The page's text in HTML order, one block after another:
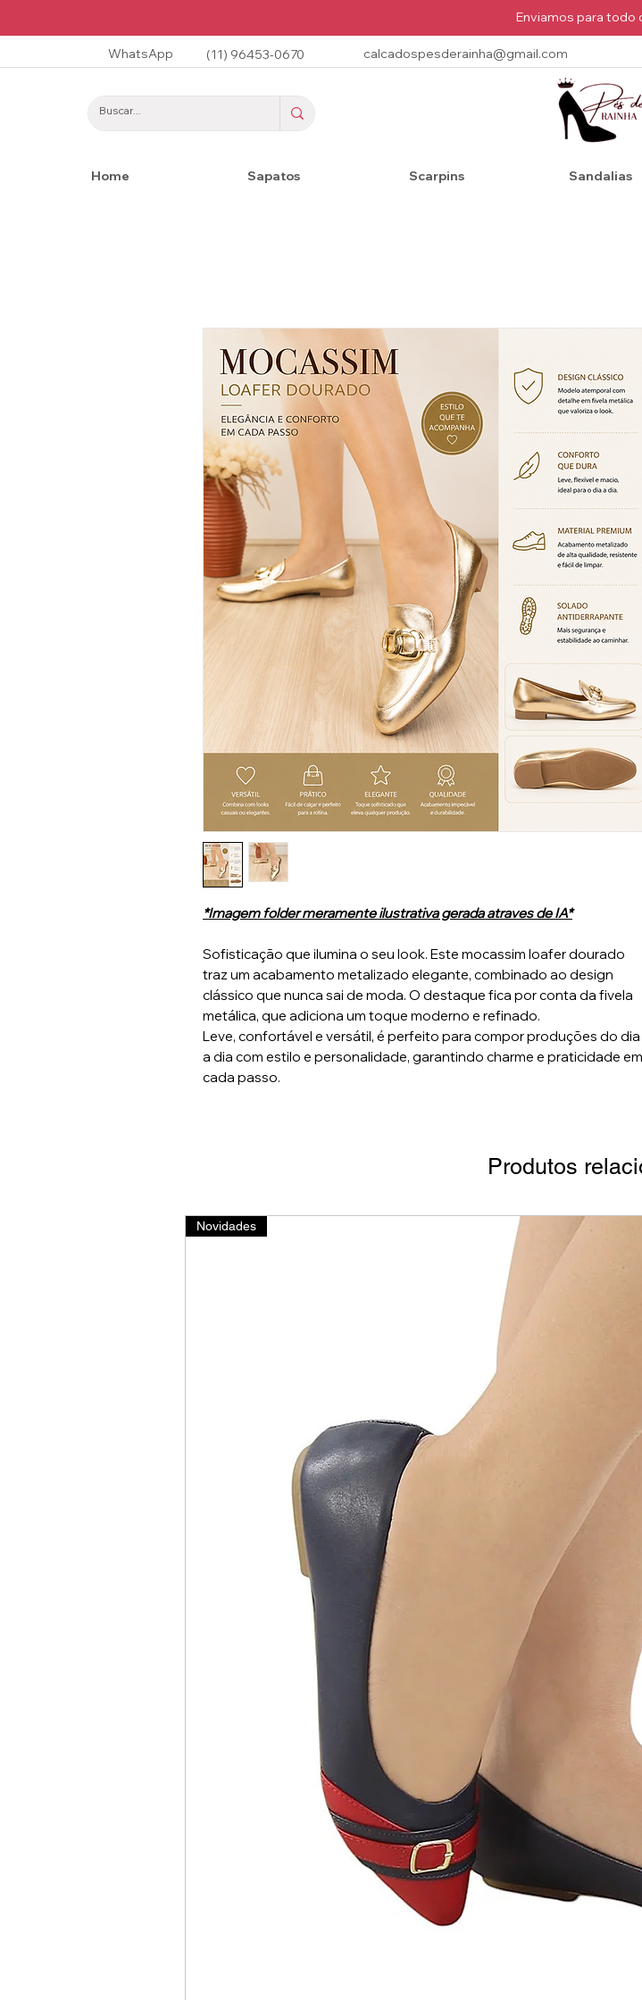
Enviamos para todo
WhatsApp (11) 96453-0670 calcadospesderainha@gmail.com
Home Sapatos Scarpins Sandalias
*Imagem folder meramente ilustrativa gerada atraves de IA*
Sofisticação que ilumina o seu look. Este mocassim loafer dourado
traz um acabamento metalizado elegante, combinado ao design
clássico que nunca sai de moda. O destaque fica por conta da fivela
metálica, que adiciona um toque moderno e refinado.
Leve, confortável e versátil, é perfeito para compor produções do dia
a dia com estilo e personalidade, garantindo charme e praticidade em
cada passo.
Produtos
Novidades